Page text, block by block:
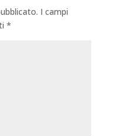
I campi
*